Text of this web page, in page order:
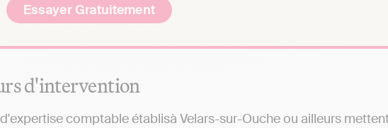
Essayer Gratuitement
d'intervention
comptable établisà Velars-sur-Ouche ou ailleurs